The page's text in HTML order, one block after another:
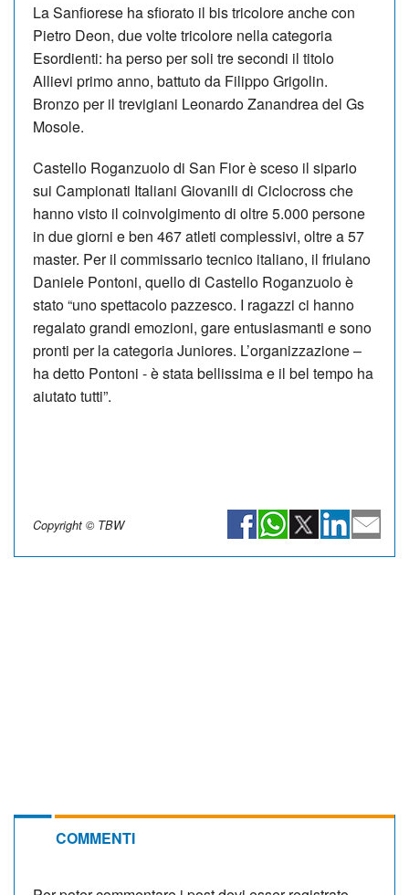
La Sanfiorese ha sfiorato il bis tricolore anche con
Pietro Deon, due volte tricolore nella categoria
Esordienti: ha perso per soli tre secondi il titolo
Allievi primo anno, battuto da Filippo Grigolin.
Bronzo per il trevigiani Leonardo Zanandrea del Gs
Mosole.
Castello Roganzuolo di San Fior è sceso il sipario
sui Campionati Italiani Giovanili di Ciclocross che
hanno visto il coinvolgimento di oltre 5.000 persone
in due giorni e ben 467 atleti complessivi, oltre a 57
master. Per il commissario tecnico italiano, il friulano
Daniele Pontoni, quello di Castello Roganzuolo è
stato “uno spettacolo pazzesco. I ragazzi ci hanno
regalato grandi emozioni, gare entusiasmanti e sono
pronti per la categoria Juniores. L’organizzazione –
ha detto Pontoni - è stata bellissima e il bel tempo ha
aiutato tutti”.
Copyright © TBW
COMMENTI